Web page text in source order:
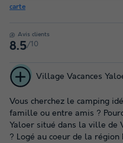
carte
Avis clients
8.5/10
Village Vacances
Vous cherchez le camping
famille ou entre amis ?
Yaloer situé dans la ville de
? Logé au coeur de la